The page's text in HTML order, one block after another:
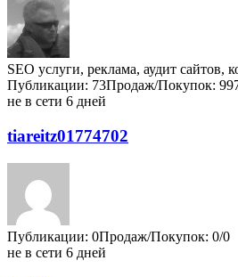
SEO услуги, реклама, аудит сайтов,
Публикации: 73Продаж/Покупок:
не в сети 6 дней
tiareitz01774702
Публикации: 0Продаж/Покупок: 0/0
не в сети 6 дней